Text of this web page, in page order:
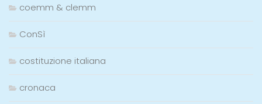
coemm & clemm
ConSì
costituzione italiana
cronaca